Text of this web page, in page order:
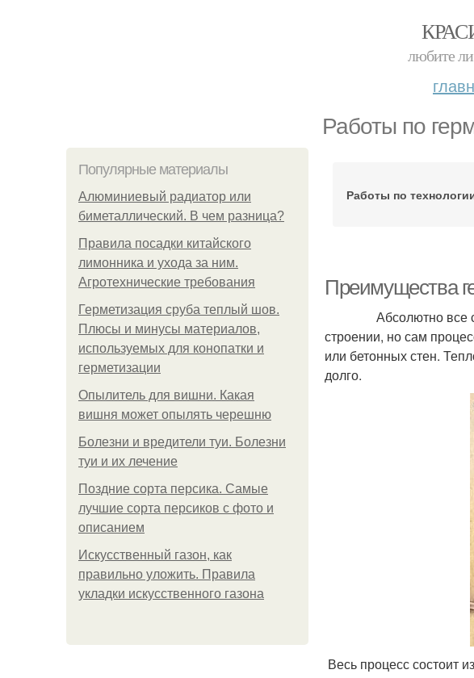
любите
Работы по
Популярные материалы
Алюминиевый радиатор или
биметаллический. В чем разница?
Правила посадки китайского
лимонника и ухода за ним.
Агротехнические требования
Герметизация сруба теплый шов.
Плюсы и минусы материалов,
используемых для конопатки и
герметизации
Опылитель для вишни. Какая
вишня может опылять черешню
Болезни и вредители туи. Болезни
туи и их лечение
Поздние сорта персика. Самые
лучшие сорта персиков с фото и
описанием
Искусственный газон, как
правильно уложить. Правила
укладки искусственного газона
Работы по
Преимущества
Абсолютно все
строении, но сам
или бетонных стен.
долго.
Весь процесс состоит